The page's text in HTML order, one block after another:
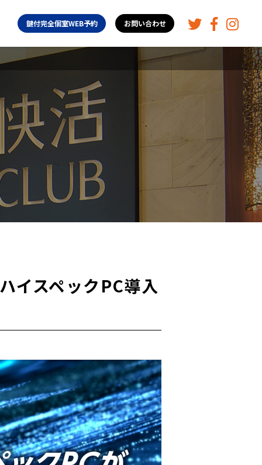
鍵付完全個室WEB予約 お問い合わせ
イスペックPC導入